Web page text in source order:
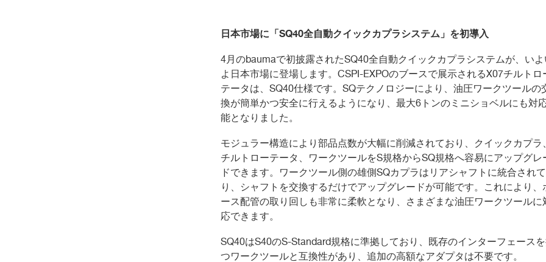
日本市場に「SQ40全自動クイックカプラシステム」を初導入
4月のbaumaで初披露されたSQ40全自動クイックカプラシステムが、いよ
よ日本市場に登場します。 CSPI-EXPOのブースで展示されるX07チルトロ
テータは、 SQ40仕様です。 SQテクノロジーにより、油圧ワークツールの
換が簡単かつ安全に行えるようになり、最大6トンのミニショベルにも対
能となりました。
モジュラー構造により部品点数が大幅に削減されており、クイックカプラ、
チルトローテータ、ワークツールをS規格からSQ規格へ容易にアップグレ
ドできます。ワークツール側の雄側SQカプラはリアシャフトに統合され
り、シャフトを交換するだけでアップグレードが可能です。これにより、
ース配管の取り回しも非常に柔軟となり、さまざまな油圧ワークツールに
応できます。
SQ40はS40のS-Standard規格に準拠しており、既存のインターフェース
つワークツールと互換性があり、追加の高額なアダプタは不要です。